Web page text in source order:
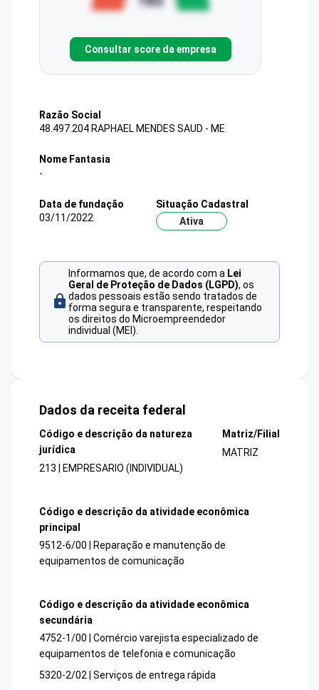
Consultar score da empresa
Razão Social
48.497.204 RAPHAEL MENDES SAUD - ME
Nome Fantasia
-
Data de fundação
03/11/2022
Situação Cadastral
Ativa
Informamos que, de acordo com a Lei
Geral de Proteção de Dados (LGPD), os
dados pessoais estão sendo tratados de
forma segura e transparente, respeitando
os direitos do Microempreendedor
individual (MEI).
Dados da receita federal
Código e descrição da natureza
jurídica
213 | EMPRESARIO (INDIVIDUAL)
Matriz/Filial
MATRIZ
Código e descrição da atividade econômica
principal
9512-6/00 | Reparação e manutenção de
equipamentos de comunicação
Código e descrição da atividade econômica
secundária
4752-1/00 | Comércio varejista especializado de
equipamentos de telefonia e comunicação
5320-2/02 | Serviços de entrega rápida